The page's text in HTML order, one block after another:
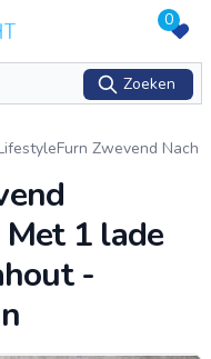
0
Zoeken
Zwevend Nach
Acaciahout - Massi
1 lade
-